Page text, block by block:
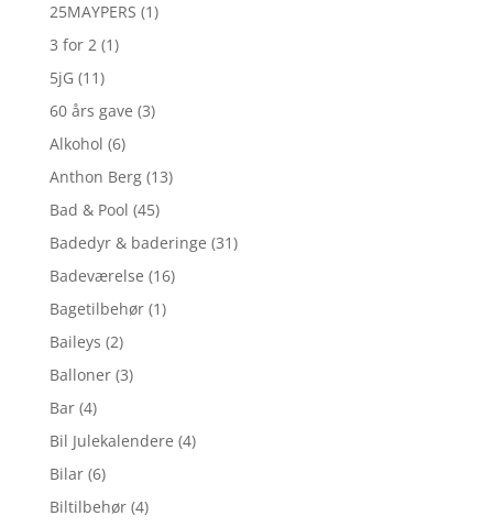
25MAYPERS (1)
3 for 2 (1)
5jG (11)
60 års gave (3)
Alkohol (6)
Anthon Berg (13)
Bad & Pool (45)
Badedyr & baderinge (31)
Badeværelse (16)
Bagetilbehør (1)
Baileys (2)
Balloner (3)
Bar (4)
Bil Julekalendere (4)
Bilar (6)
Biltilbehør (4)